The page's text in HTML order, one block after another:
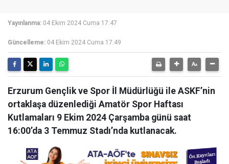
Yayınlanma: 04 Ekim 2024 Cuma 17:47
Güncelleme: 04 Ekim 2024 Cuma 17:49
Erzurum Gençlik ve Spor İl Müdürlüğü ile ASKF’nin
ortaklaşa düzenlediği Amatör Spor Haftası
Kutlamaları 9 Ekim 2024 Çarşamba günü saat
16:00’da 3 Temmuz Stadı’nda kutlanacak.